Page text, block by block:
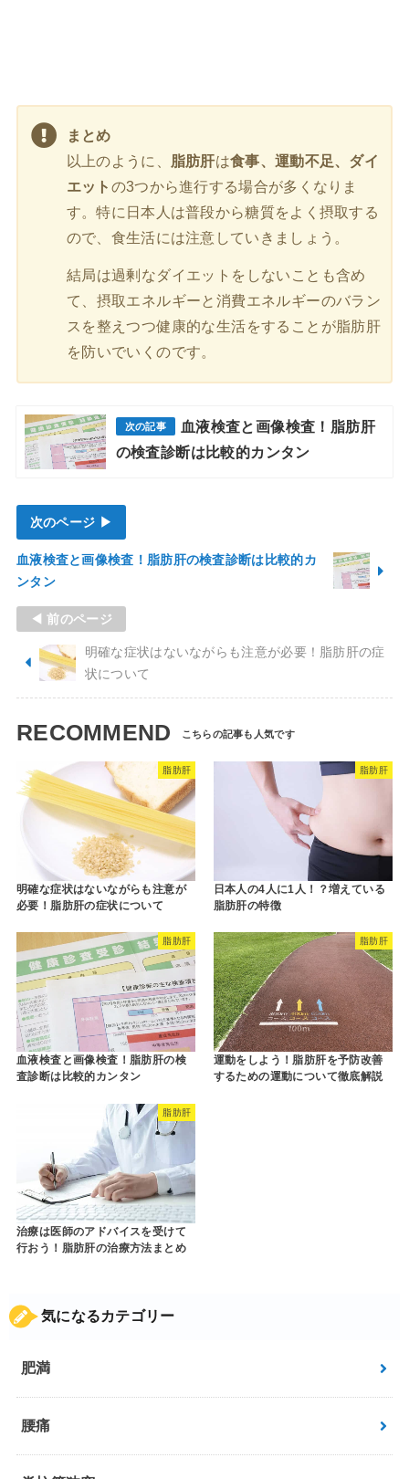
まとめ
以上のように、 脂肪肝は食事、運動不足、ダイ
エット の3つから進行する場合が多くなりま
す。特に日本人は普段から糖質をよく摂取する
ので、食生活には注意していきましょう。
結局は過剰なダイエットをしないことも含め
て、摂取エネルギーと消費エネルギーのバラン
スを整えつつ健康的な生活をすることが脂肪肝
を防いでいくのです。
血液検査と画像検査！脂肪肝
の検査診断は比較的カンタン
次のページ ▶
血液検査と画像検査！脂肪肝の検査診断は比較的カ
ンタン
◀ 前のページ
明確な症状はないながらも注意が必要！脂肪肝の症
状について
RECOMMEND
脂肪肝
明確な症状はないながらも注意が
必要！脂肪肝の症状について
脂肪肝
日本人の4人に1人！？増えている
脂肪肝の特徴
脂肪肝
血液検査と画像検査！脂肪肝の検
査診断は比較的カンタン
脂肪肝
運動をしよう！脂肪肝を予防改善
するための運動について徹底解説
脂肪肝
治療は医師のアドバイスを受けて
行おう！脂肪肝の治療方法まとめ
気になるカテゴリー
肥満
腰痛